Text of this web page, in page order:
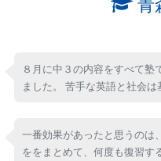
８月に中３の内容をすべて塾
ました。 苦手な英語と社会は
一番効果があったと思うのは
ををまとめて、何度も復習す